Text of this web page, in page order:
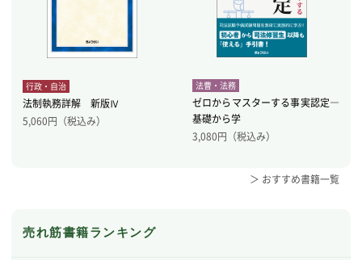
行政・自治
法制執務詳解 新版Ⅳ
5,060円（税込み）
法曹・法務
ゼロからマスターする事実認定―
基礎から学
3,080円（税込み）
＞ おすすめ書籍一覧
売れ筋書籍ランキング